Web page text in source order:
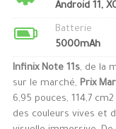
Android 11,
Batterie
5000mAh
Infinix Note 11s, de la
sur le marché, Prix
6,95 pouces, 114,7
des couleurs vives et